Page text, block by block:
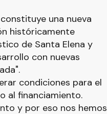
una nueva
históricamente
de Santa Elena y
con nuevas
condiciones para el
al financiamiento.
y por eso nos hemos